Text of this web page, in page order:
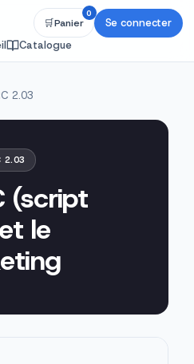
Catalogue
🛒Panier
0
Se connecter
2.03
2.03
(script
le